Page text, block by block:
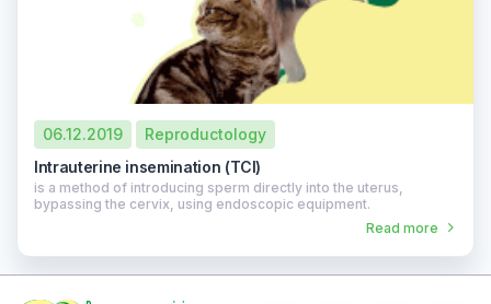
06.12.2019
Reproductology
Intrauterine insemination (TCI)
is a method of introducing sperm directly into the uterus,
bypassing the cervix, using endoscopic equipment.
Read more